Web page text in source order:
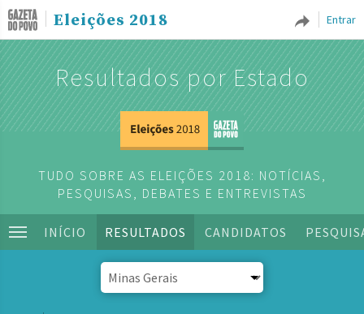
Entrar
Eleições 2018
Resultados por Estado
TUDO SOBRE AS ELEIÇÕES 2018: NOTÍCIAS,
PESQUISAS, DEBATES E ENTREVISTAS
INÍCIO RESULTADOS CANDIDATOS